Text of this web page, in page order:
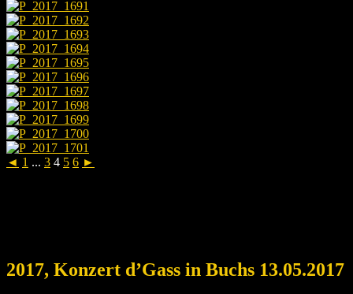
◄ 1 ... 3 4 5 6 ►
2017, Konzert d’Gass in Buchs 13.05.2017